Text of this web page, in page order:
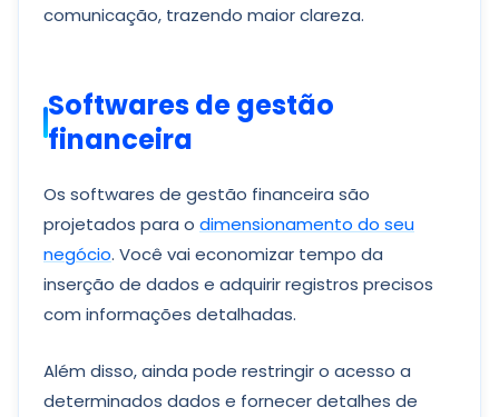
comunicação, trazendo maior clareza.
Softwares de gestão
financeira
Os softwares de gestão financeira são
projetados para o dimensionamento do seu
negócio. Você vai economizar tempo da
inserção de dados e adquirir registros precisos
com informações detalhadas.
Além disso, ainda pode restringir o acesso a
determinados dados e fornecer detalhes de